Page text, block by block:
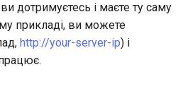
дотримуєтесь і маєте ту саму
прикладі, ви можете
http://your-server-ip) і